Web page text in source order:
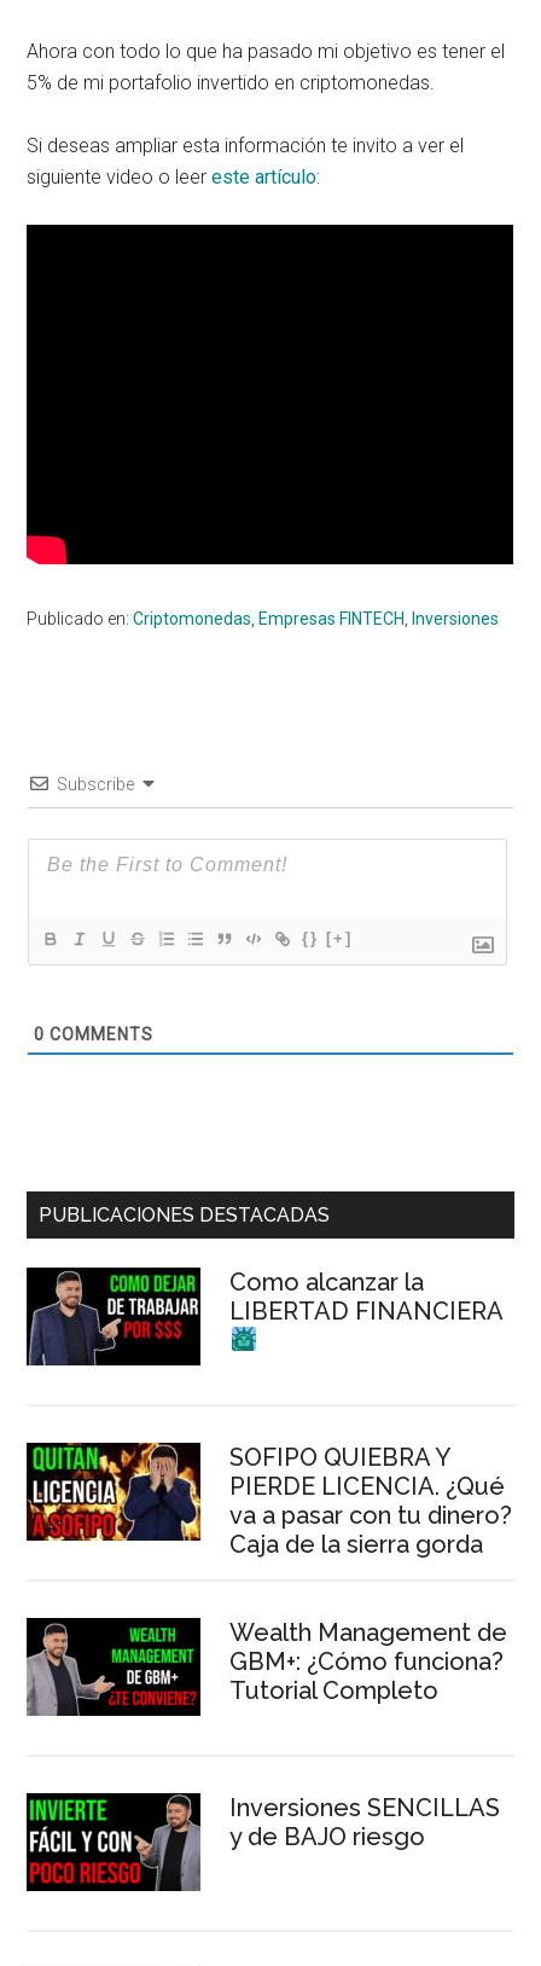
Ahora con todo lo que ha pasado mi objetivo es tener el
5% de mi portafolio invertido en criptomonedas.
Si deseas ampliar esta información te invito a ver el
siguiente video o leer este artículo:
Publicado en:Criptomonedas Empresas FINTECH Inversiones
Subscribe
{} [+]
0 COMMENTS
Barra
principal
PUBLICACIONES DESTACADAS
Como alcanzar la
LIBERTAD FINANCIERA
SOFIPO QUIEBRA Y
PIERDE LICENCIA. ¿Qué
va a pasar con tu dinero?
Caja de la sierra gorda
Wealth Management de
GBM+: ¿Cómo funciona?
Tutorial Completo
Inversiones SENCILLAS
y de BAJO riesgo